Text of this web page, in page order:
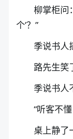
柳掌柜问
个’？”
季说书人
路先生笑
季说书人
“听客不
桌上静了